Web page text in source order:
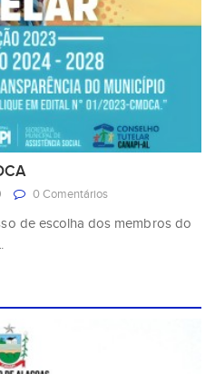
0 Comentários
de escolha dos membros do